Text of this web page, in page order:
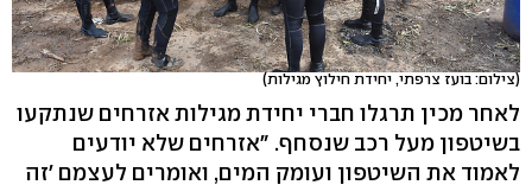
(צילום: בועז צרפתי, יחידת חילוץ מגילות)
לאחר מכין תרגלו חברי יחידת מגילות אזרחים שנתקעו
בשיטפון מעל רכב שנסחף. "אזרחים שלא יודעים
לאמוד את השיטפון ועומק המים, ואומרים לעצמם 'זה